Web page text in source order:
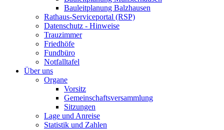
Bauleitplanung Balzhausen
Rathaus-Serviceportal (RSP)
Datenschutz - Hinweise
Trauzimmer
Friedhöfe
Fundbüro
Notfalltafel
Über uns
Organe
Vorsitz
Gemeinschaftsversammlung
Sitzungen
Lage und Anreise
Statistik und Zahlen